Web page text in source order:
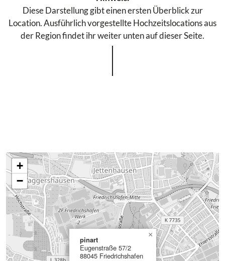
Diese Darstellung gibt einen ersten Überblick zur
Location. Ausführlich vorgestellte Hochzeitslocations aus
der Region findet ihr weiter unten auf dieser Seite.
pinart
Eugenstraße 57/2
88045 Friedrichshafen
×
+
−